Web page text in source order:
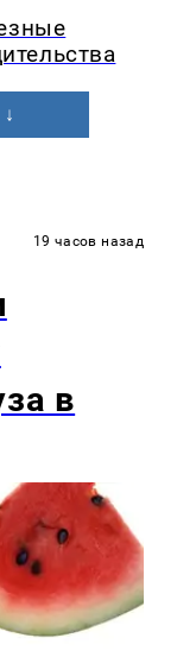
19 часов назад
в